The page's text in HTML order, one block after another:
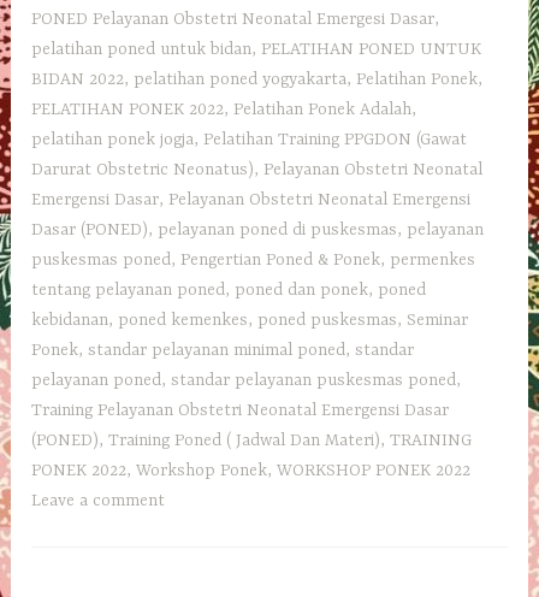
PONED Pelayanan Obstetri Neonatal Emergesi Dasar,
pelatihan poned untuk bidan, PELATIHAN PONED UNTUK
BIDAN 2022, pelatihan poned yogyakarta, Pelatihan Ponek,
PELATIHAN PONEK 2022, Pelatihan Ponek Adalah,
pelatihan ponek jogja, Pelatihan Training PPGDON (Gawat
Darurat Obstetric Neonatus), Pelayanan Obstetri Neonatal
Emergensi Dasar, Pelayanan Obstetri Neonatal Emergensi
Dasar (PONED), pelayanan poned di puskesmas, pelayanan
puskesmas poned, Pengertian Poned & Ponek, permenkes
tentang pelayanan poned, poned dan ponek, poned
kebidanan, poned kemenkes, poned puskesmas, Seminar
Ponek,standar pelayanan minimal poned,standar
pelayanan poned,standar pelayanan puskesmas poned,
Training Pelayanan Obstetri Neonatal Emergensi Dasar
(PONED),Training Poned ( Jadwal Dan Materi),TRAINING
PONEK 2022,Workshop Ponek,WORKSHOP PONEK 2022
Leave a comment